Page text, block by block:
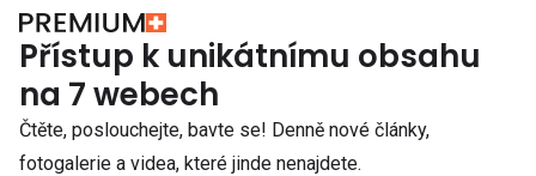
Přístup k unikátnímu obsahu
na 7 webech
Čtěte, poslouchejte, bavte se! Denně nové články,
fotogalerie a videa, které jinde nenajdete.